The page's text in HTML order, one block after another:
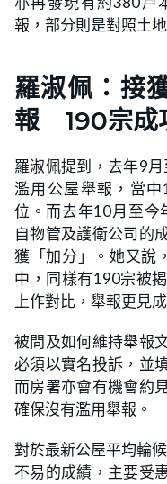
報，部分則是對照土
羅淑佩：接
報 190宗成
羅淑佩提到，去年9
濫用公屋舉報，當
位。而去年10月至今
自物管及護衛公司的
獲「加分」。她又說
中，同樣有190宗被
上作對比，舉報更見
被問及如何維持舉報
必須以實名投訴，並
而房署亦會有機會約
確保沒有濫用舉報。
對於最新公屋平均輪
不易的成績，主要受